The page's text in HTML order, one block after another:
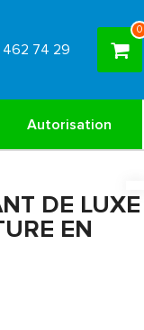
462 74 29
0
Autorisation
DE LUXE
EN